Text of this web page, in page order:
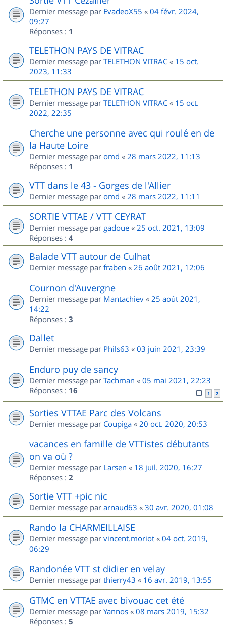
Dernier message par EvadeoX55 « 04 févr. 2024,
09:27
Réponses : 1
TELETHON PAYS DE VITRAC
Dernier message par TELETHON VITRAC « 15 oct.
2023, 11:33
TELETHON PAYS DE VITRAC
Dernier message par TELETHON VITRAC « 15 oct.
2022, 22:35
Cherche une personne avec qui roulé en de
la Haute Loire
Dernier message par omd « 28 mars 2022, 11:13
Réponses : 1
VTT dans le 43 - Gorges de l'Allier
Dernier message par omd « 28 mars 2022, 11:11
SORTIE VTTAE / VTT CEYRAT
Dernier message par gadoue « 25 oct. 2021, 13:09
Réponses : 4
Balade VTT autour de Culhat
Dernier message par fraben « 26 août 2021, 12:06
Cournon d'Auvergne
Dernier message par Mantachiev « 25 août 2021,
14:22
Réponses : 3
Dallet
Dernier message par Phils63 « 03 juin 2021, 23:39
Enduro puy de sancy
Dernier message par Tachman « 05 mai 2021, 22:23
Réponses : 16 1 2
Sorties VTTAE Parc des Volcans
Dernier message par Coupiga « 20 oct. 2020, 20:53
vacances en famille de VTTistes débutants
on va où ?
Dernier message par Larsen « 18 juil. 2020, 16:27
Réponses : 2
Sortie VTT +pic nic
Dernier message par arnaud63 « 30 avr. 2020, 01:08
Rando la CHARMEILLAISE
Dernier message par vincent.moriot « 04 oct. 2019,
06:29
Randonée VTT st didier en velay
Dernier message par thierry43 « 16 avr. 2019, 13:55
GTMC en VTTAE avec bivouac cet été
Dernier message par Yannos « 08 mars 2019, 15:32
Réponses : 5